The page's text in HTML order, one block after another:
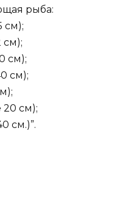
рыба:
см);
см);
см);
см);
см);
см.)”.